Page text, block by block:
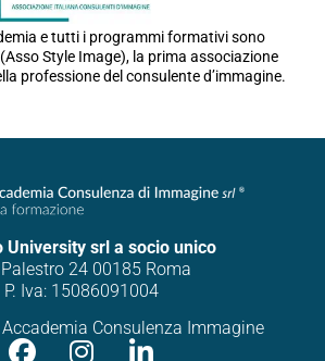
e tutti i programmi formativi sono
Style Image), la prima associazione
professione del consulente d’immagine.
University srl a socio unico
24 00185 Roma
P. Iva: 15086091004
Consulenza Immagine